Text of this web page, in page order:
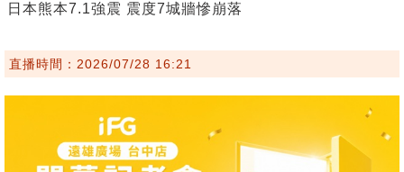
日本熊本7.1強震 震度7城牆慘崩落
直播時間：2026/07/28 16:21